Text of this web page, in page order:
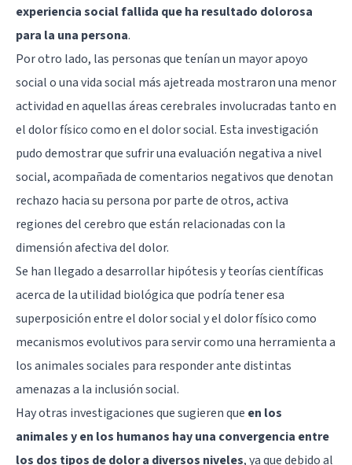
experiencia social fallida que ha resultado dolorosa
para la una persona.
Por otro lado, las personas que tenían un mayor apoyo
social o una vida social más ajetreada mostraron una menor
actividad en aquellas áreas cerebrales involucradas tanto en
el dolor físico como en el dolor social. Esta investigación
pudo demostrar que sufrir una evaluación negativa a nivel
social, acompañada de comentarios negativos que denotan
rechazo hacia su persona por parte de otros, activa
regiones del cerebro que están relacionadas con la
dimensión afectiva del dolor.
Se han llegado a desarrollar hipótesis y teorías científicas
acerca de la utilidad biológica que podría tener esa
superposición entre el dolor social y el dolor físico como
mecanismos evolutivos para servir como una herramienta a
los animales sociales para responder ante distintas
amenazas a la inclusión social.
Hay otras investigaciones que sugieren que en los
animales y en los humanos hay una convergencia entre
los dos tipos de dolor a diversos niveles, ya que debido al